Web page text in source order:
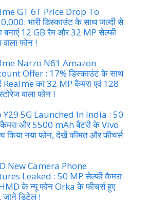
GT 6T Price Drop To
भारी डिस्काउंट के साथ जल्दी से
बनाएं 12 GB रैम और 32 MP सेल्फी
वाला फोन !
Narzo N61 Amazon
Offer : 17% डिस्काउंट के साथ
Realme का 32 MP कैमरा एवं 128
वाला फोन !
Y29 5G Launched In India : 50
और 5500 mAh बैटरी के Vivo
किया नया फोन, देखें कीमत और फीचर्स
New Camera Phone
Leaked : 50 MP सेल्फी कैमरा
के न्यू फोन Orka के फीचर्स हुए
जाने डिटेल !